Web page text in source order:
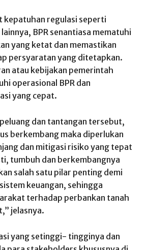
kepatuhan regulasi seperti
BPR senantiasa mematuhi
yang ketat dan memastikan
persyaratan yang ditetapkan.
atau kebijakan pemerintah
operasional BPR dan
yang cepat.
dan tantangan tersebut,
berkembang maka diperlukan
dan mitigasi risiko yang tepat
tumbuh dan berkembangnya
salah satu pilar penting demi
keuangan, sehingga
terhadap perbankan tanah
jelasnya.
yang setinggi- tingginya dan